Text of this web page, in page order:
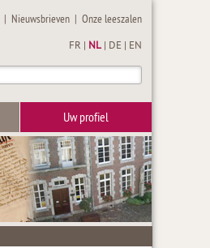
| Nieuwsbrieven |Onze leeszalen
FR NL DE EN
Uw profiel